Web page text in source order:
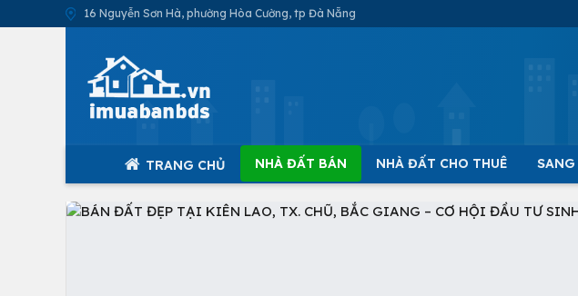
16 Nguyễn Sơn Hà, phường Hòa Cường, tp Đà Nẵng
TRANG CHỦ NHÀ ĐẤT BÁN NHÀ ĐẤT CHO THUÊ